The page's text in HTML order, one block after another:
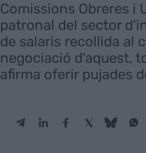
Comissions Obreres i
patronal del sector
de salaris recollida al
negociació d'aquest,
afirma oferir pujades